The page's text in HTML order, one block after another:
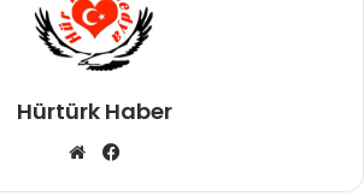
Hürtürk Haber
We